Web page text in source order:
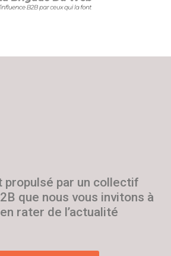
propulsé par un collectif
que nous vous invitons à
rater de l’actualité